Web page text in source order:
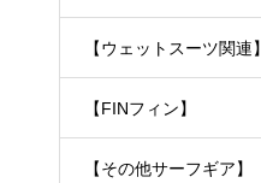
【ウェットスーツ関連】
【FINフィン】
【その他サーフギア】